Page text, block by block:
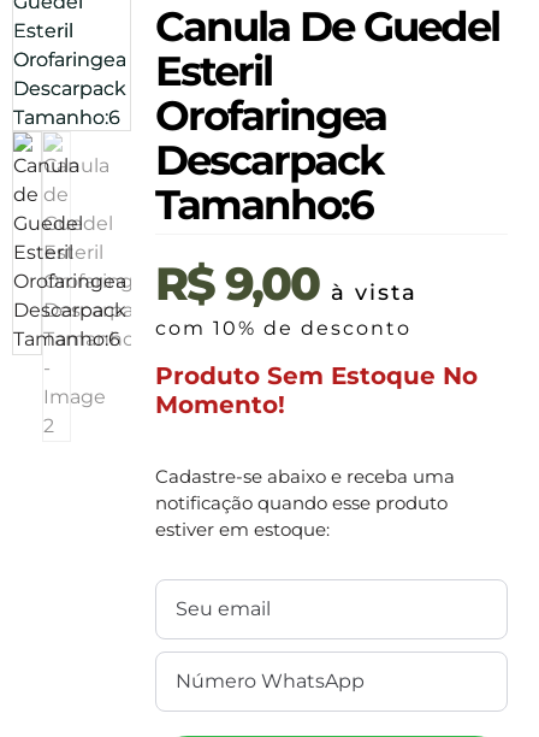
Canula De Guedel
Esteril
Orofaringea
Descarpack
Tamanho:6
R$9,00 à vista
com 10% de desconto
Produto Sem Estoque No
Momento!
Cadastre-se abaixo e receba uma
notificação quando esse produto
estiver em estoque: